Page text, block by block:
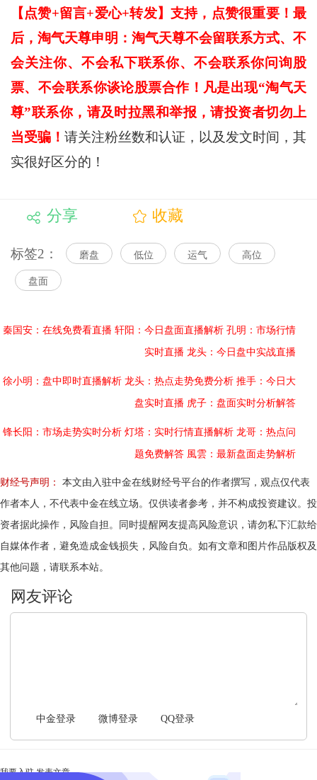
【点赞+留言+爱心+转发】支持，点赞很重要！最
后，淘气天尊申明：淘气天尊不会留联系方式、不
会关注你、不会私下联系你、不会联系你问询股
票、不会联系你谈论股票合作！凡是出现“淘气天
尊”联系你，请及时拉黑和举报，请投资者切勿上
当受骗！ 请关注粉丝数和认证，以及发文时间，其
实很好区分的！
分享 收藏
标签2： 磨盘 低位 运气 高位
盘面
秦国安：在线免费看直播 轩阳：今日盘面直播解析 孔明：市场行情
实时直播 龙头：今日盘中实战直播
徐小明：盘中即时直播解析 龙头：热点走势免费分析 推手：今日大
盘实时直播 虎子：盘面实时分析解答
锋长阳：市场走势实时分析 灯塔：实时行情直播解析 龙哥：热点问
题免费解答 風雲：最新盘面走势解析
财经号声明：
本文由入驻中金在线财经号平台的作者撰写，观点仅代表
作者本人，不代表中金在线立场。仅供读者参考，并不构成投资建议。投
资者据此操作，风险自担。同时提醒网友提高风险意识，请勿私下汇款给
自媒体作者，避免造成金钱损失，风险自负。如有文章和图片作品版权及
其他问题，请联系本站。
中金登录 微博登录 QQ登录
我要入驻 发表文章